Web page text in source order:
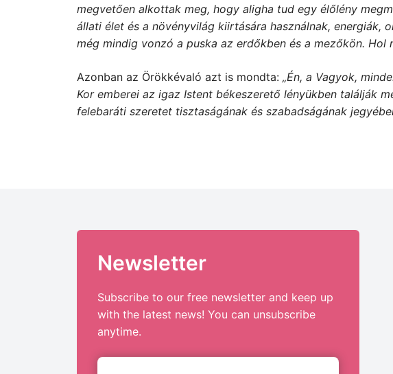
megvetően alkottak meg, hogy aligha tud egy élőlény
állati élet és a növényvilág kiirtására használnak, energiák,
még mindig vonzó a puska az erdőkben és a mezőkön. Hol
Azonban az Örökkévaló azt is mondta: „Én, a Vagyok,
Kor emberei az igaz Istent békeszerető lényükben találják
felebaráti szeretet tisztaságának és szabadságának
Newsletter
Subscribe to our free newsletter and keep up
with the latest news! You can unsubscribe
anytime.